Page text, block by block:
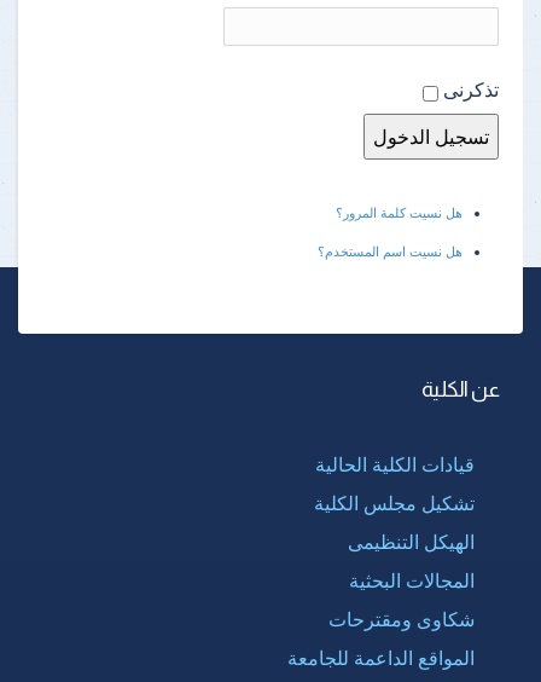
تذكرنى
هل نسيت كلمة المرور؟
هل نسيت اسم المستخدم؟
عن الكلية
قيادات الكلية الحالية
تشكيل مجلس الكلية
الهيكل التنظيمى
المجالات البحثية
شكاوى ومقترحات
المواقع الداعمة للجامعة